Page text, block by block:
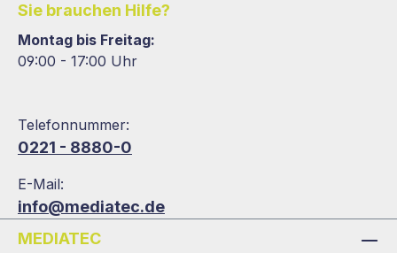
Sie brauchen Hilfe?
Montag bis Freitag:
09:00 - 17:00 Uhr
Telefonnummer:
0221 - 8880-0
E-Mail:
info@mediatec.de
MEDIATEC